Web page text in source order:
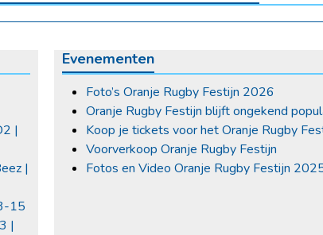
|
|
15
|
Evenementen
Foto’s Oranje Rugby Festijn 2026
Oranje Rugby Festijn blijft ongekend
Koop je tickets voor het Oranje Rugby
Voorverkoop Oranje Rugby Festijn
Fotos en Video Oranje Rugby Festijn